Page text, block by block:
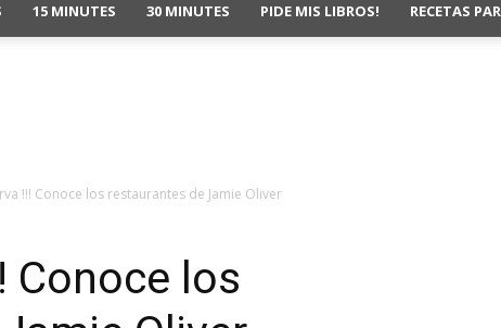
Jamie
15 MINUTES 30 MINUTES PIDE MIS LIBROS! RECETAS
!!! Conoce los restaurantes de Jamie Oliver
Conoce los